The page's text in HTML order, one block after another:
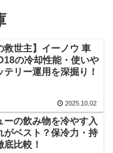
救世主】イーノウ 車
の冷却性能・使いや
テリー運用を深掘り！
2025.10.02
ーの飲み物を冷やす入
がベスト？保冷力・持
底比較！